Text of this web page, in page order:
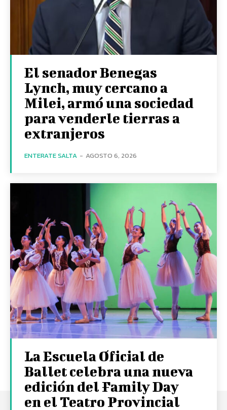
El senador Benegas
Lynch, muy cercano a
Milei, armó una sociedad
para venderle tierras a
extranjeros
ENTERATE SALTA - AGOSTO 6, 2026
La Escuela Oficial de
Ballet celebra una nueva
edición del Family Day
en el Teatro Provincial